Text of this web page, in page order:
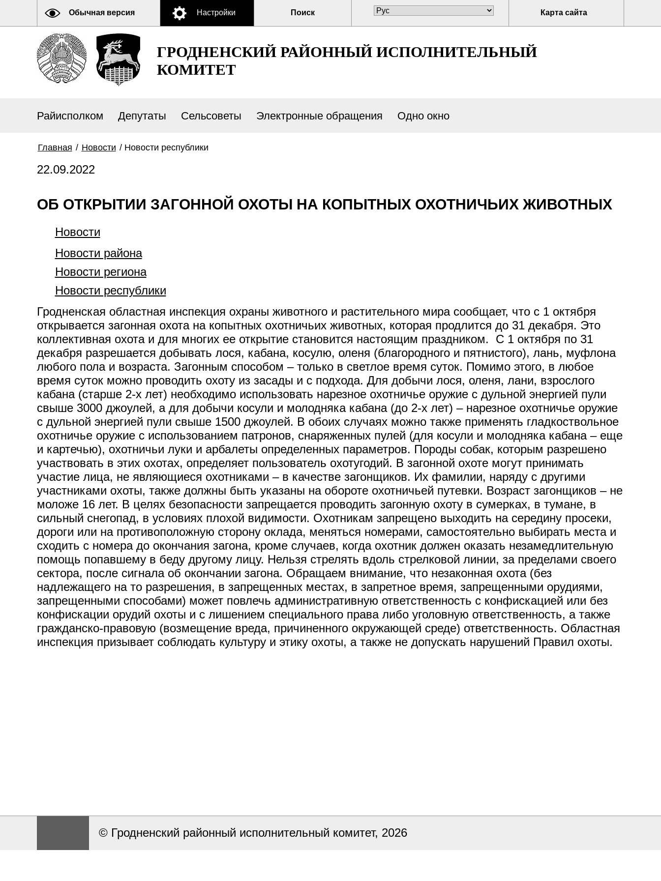
Обычная версия Настройки Поиск Карта сайта
ГРОДНЕНСКИЙ РАЙОННЫЙ ИСПОЛНИТЕЛЬНЫЙ
КОМИТЕТ
Райисполком Депутаты Сельсоветы Электронные обращения Одно окно
Главная / Новости / Новости республики
22.09.2022
ОБ ОТКРЫТИИ ЗАГОННОЙ ОХОТЫ НА КОПЫТНЫХ ОХОТНИЧЬИХ ЖИВОТНЫХ
Новости
Новости района
Новости региона
Новости республики
Гродненская областная инспекция охраны животного и растительного мира сообщает, что с 1 октября
открывается загонная охота на копытных охотничьих животных, которая продлится до 31 декабря. Это
коллективная охота и для многих ее открытие становится настоящим праздником. С 1 октября по 31
декабря разрешается добывать лося, кабана, косулю, оленя (благородного и пятнистого), лань, муфлона
любого пола и возраста. Загонным способом – только в светлое время суток. Помимо этого, в любое
время суток можно проводить охоту из засады и с подхода. Для добычи лося, оленя, лани, взрослого
кабана (старше 2-х лет) необходимо использовать нарезное охотничье оружие с дульной энергией пули
свыше 3000 джоулей, а для добычи косули и молодняка кабана (до 2-х лет) – нарезное охотничье оружие
с дульной энергией пули свыше 1500 джоулей. В обоих случаях можно также применять гладкоствольное
охотничье оружие с использованием патронов, снаряженных пулей (для косули и молодняка кабана – еще
и картечью), охотничьи луки и арбалеты определенных параметров. Породы собак, которым разрешено
участвовать в этих охотах, определяет пользователь охотугодий. В загонной охоте могут принимать
участие лица, не являющиеся охотниками – в качестве загонщиков. Их фамилии, наряду с другими
участниками охоты, также должны быть указаны на обороте охотничьей путевки. Возраст загонщиков – не
моложе 16 лет. В целях безопасности запрещается проводить загонную охоту в сумерках, в тумане, в
сильный снегопад, в условиях плохой видимости. Охотникам запрещено выходить на середину просеки,
дороги или на противоположную сторону оклада, меняться номерами, самостоятельно выбирать места и
сходить с номера до окончания загона, кроме случаев, когда охотник должен оказать незамедлительную
помощь попавшему в беду другому лицу. Нельзя стрелять вдоль стрелковой линии, за пределами своего
сектора, после сигнала об окончании загона. Обращаем внимание, что незаконная охота (без
надлежащего на то разрешения, в запрещенных местах, в запретное время, запрещенными орудиями,
запрещенными способами) может повлечь административную ответственность с конфискацией или без
конфискации орудий охоты и с лишением специального права либо уголовную ответственность, а также
гражданско-правовую (возмещение вреда, причиненного окружающей среде) ответственность. Областная
инспекция призывает соблюдать культуру и этику охоты, а также не допускать нарушений Правил охоты.
© Гродненский районный исполнительный комитет, 2026